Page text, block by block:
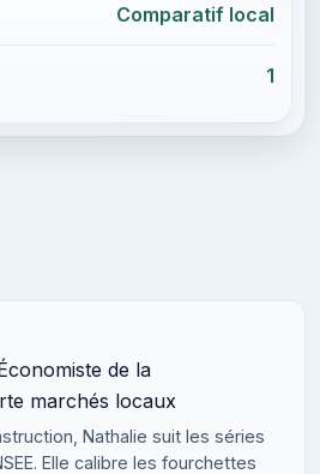
Comparatif local
1
de la
marchés locaux
Nathalie suit les séries
Elle calibre les fourchettes